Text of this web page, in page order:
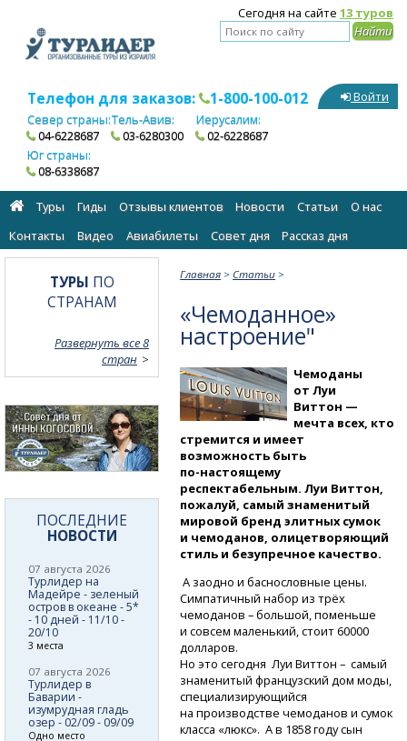
Сегодня на сайте 13 туров
Телефон для заказов: 1-800-100-012
Север страны:
04-6228687
Тель-Авив:
03-6280300
Иерусалим:
02-6228687
Юг страны:
08-6338687
Войти
Туры Гиды Отзывы клиентов Новости Статьи
О нас
Контакты
Видео Авиабилеты Cовет дня Рассказ дня
Главная > Статьи >
«Чемоданное»
настроение"
Чемоданы
от Луи
Виттон —
мечта всех, кто
стремится и имеет
возможность быть
по-настоящему
респектабельным. Луи Виттон,
пожалуй, самый знаменитый
мировой бренд элитных сумок
и чемоданов, олицетворяющий
стиль и безупречное качество.
А заодно и баснословные цены.
Симпатичный набор из трёх
чемоданов – большой, поменьше
и совсем маленький, стоит 60000
долларов.
Но это сегодня Луи Виттон – самый
знаменитый французский дом моды,
специализирующийся
на производстве чемоданов и сумок
класса «люкс». А в 1858 году сын
ТУРЫ ПО
СТРАНАМ
Развернуть все 8
стран
ПОСЛЕДНИЕ
НОВОСТИ
07 августа 2026
Турлидер на
Мадейре - зеленый
остров в океане - 5*
- 10 дней - 11/10 -
20/10
3 места
07 августа 2026
Турлидер в
Баварии -
изумрудная гладь
озер - 02/09 - 09/09
Одно место